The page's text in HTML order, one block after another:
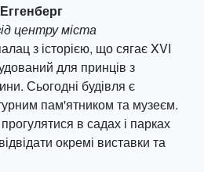
центру міста
з історією, що сягає XVI
для принців з
Сьогодні будівля є
пам'ятником та музеєм.
в садах і парках
окремі виставки та